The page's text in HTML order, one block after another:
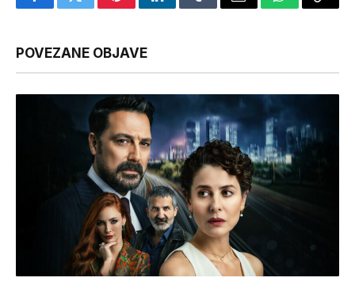
FacebookTwitterPinterestLinkedInTumblrEmail WhatsApp
Copy
POVEZANE OBJAVE